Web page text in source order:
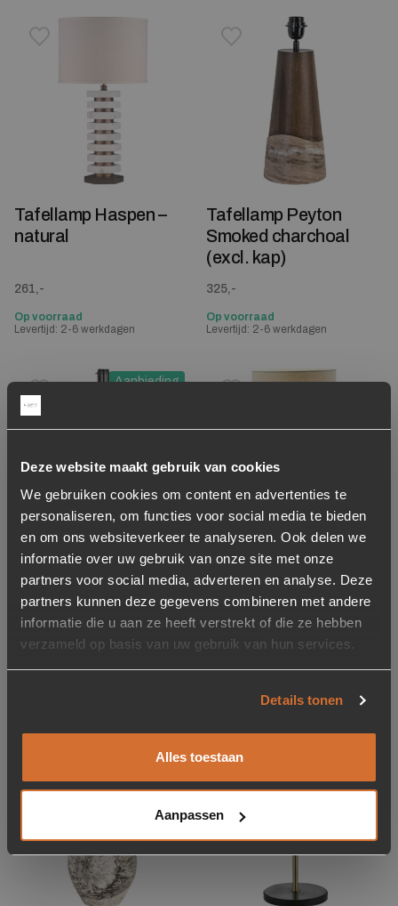
Deze website maakt gebruik van cookies
We gebruiken cookies om content en advertenties te
personaliseren, om functies voor social media te bieden
en om ons websiteverkeer te analyseren. Ook delen we
informatie over uw gebruik van onze site met onze
partners voor social media, adverteren en analyse. Deze
partners kunnen deze gegevens combineren met andere
informatie die u aan ze heeft verstrekt of die ze hebben
verzameld op basis van uw gebruik van hun services.
Details tonen
Alles toestaan
Aanpassen
Toevoegen aan verlanglijstje
Verwijderen van verlanglijst
Tafellamp Haspen –
natural
261,-
Op voorraad
Levertijd: 2-6 werkdagen
Toevoegen aan
Verwijderen van verlanglijst
Tafellamp Peyton
Smoked charchoal
(excl. kap)
325,-
Op voorraad
Levertijd: 2-6 werkdagen
Aanbieding
Toevoegen aan verlanglijstje
Verwijderen van verlanglijst
Tafellamp Elvine
55cm, kleur Lila (excl.
kap)
Tafellamp Celinae
Marmer en ijzer
Levertijd: 2-6 werkdagen
Toevoegen aan verlanglijstje
Verwijderen van verlanglijst Toevoegen aan
Verwijderen van verlanglijst